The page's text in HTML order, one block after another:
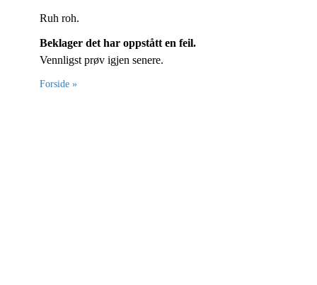
Ruh roh.
Beklager det har oppstått en feil.
Vennligst prøv igjen senere.
Forside »